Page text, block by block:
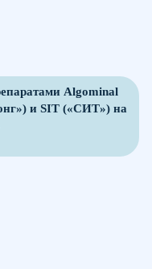
Algominal
и SIT («СИТ») на